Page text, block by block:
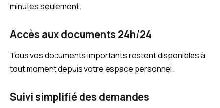
minutes seulement.
Accès aux documents 24h/24
Tous vos documents importants restent disponibles à
tout moment depuis votre espace personnel.
Suivi simplifié des demandes